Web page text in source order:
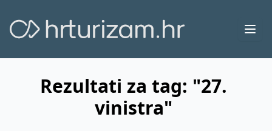
Rezultati za tag: "27.
vinistra"